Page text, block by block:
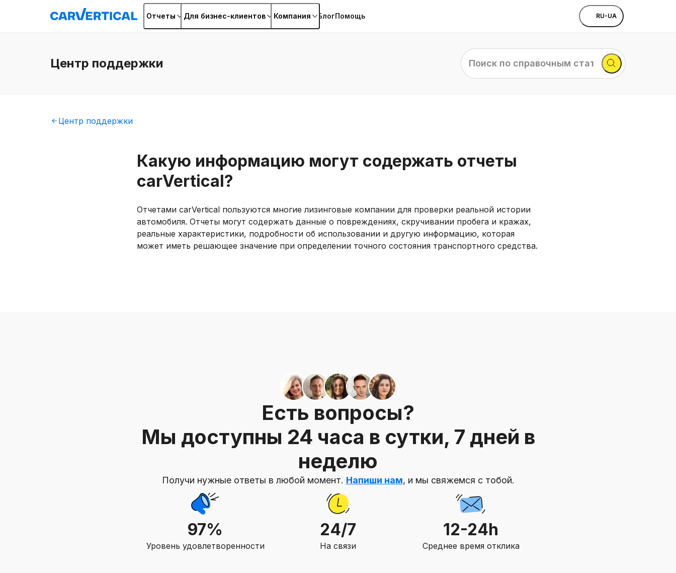
Отчеты Для бизнес-клиентов Компания БлогПомощь RU-UA
Центр поддержки
Поиск
по
справочным
Центр поддержки
Какую информацию могут содержать отчеты
carVertical?
Отчетами carVertical пользуются многие лизинговые компании для проверки реальной истории
автомобиля. Отчеты могут содержать данные о повреждениях, скручивании пробега и кражах,
реальные характеристики, подробности об использовании и другую информацию, которая
может иметь решающее значение при определении точного состояния транспортного средства.
Есть вопросы?
Мы доступны 24 часа в сутки, 7 дней в
неделю
Получи нужные ответы в любой момент. Напиши нам, и мы свяжемся с тобой.
97%
Уровень удовлетворенности
24/7
На связи
12-24h
Среднее время отклика